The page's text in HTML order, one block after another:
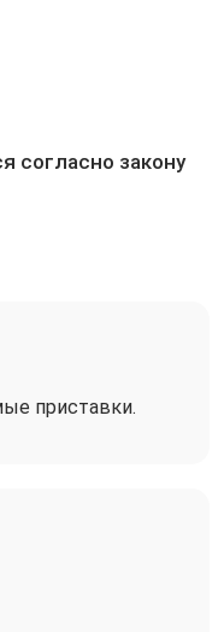
согласно закону
приставки.